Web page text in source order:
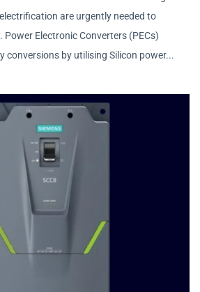
are urgently needed to
Electronic Converters (PECs)
conversions by utilising Silicon power...